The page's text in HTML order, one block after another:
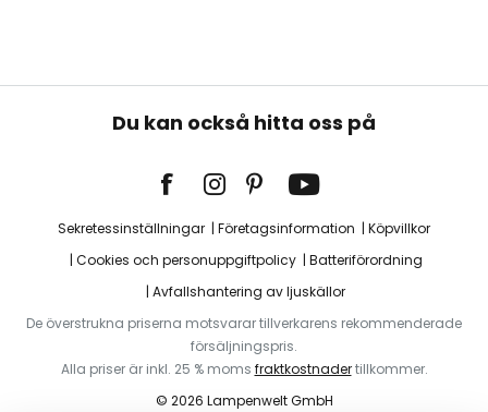
Du kan också hitta oss på
Sekretessinställningar Företagsinformation
Köpvillkor
Cookies och personuppgiftpolicy
Batteriförordning
Avfallshantering av ljuskällor
De överstrukna priserna motsvarar tillverkarens rekommenderade
försäljningspris.
Alla priser är inkl. 25 % moms fraktkostnadertillkommer.
© 2026 Lampenwelt GmbH